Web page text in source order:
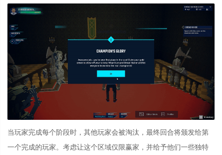
当玩家完成每个阶段时，其他玩家会被淘汰，最终回合将颁发给第
一个完成的玩家。考虑让这个区域仅限赢家，并给予他们一些独特